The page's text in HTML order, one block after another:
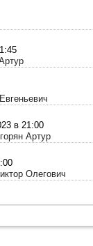
в 21:00
Артур
Олегович